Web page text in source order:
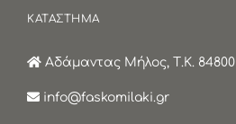
ΚΑΤΑΣΤΗΜΑ
Αδάμαντας Μήλος, Τ.Κ. 84800
info@faskomilaki.gr